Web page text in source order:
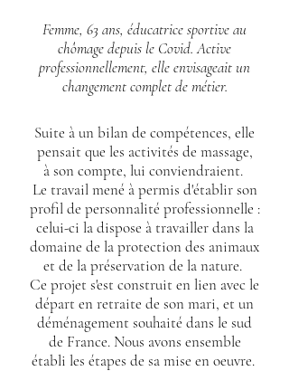
Femme, 63 ans, éducatrice sportive au
chômage depuis le Covid. Active
professionnellement, elle envisageait un
changement complet de métier.
Suite à un bilan de compétences, elle
pensait que les activités de massage,
à son compte, lui conviendraient.
Le travail mené àpermis d'établir son
profil de personnalité professionnelle :
celui-ci la dispose à travailler dans la
domaine de la protection des animaux
et de la préservation de la nature.
Ce projet s'est construit en lien avec le
départ en retraite de son mari, et un
déménagement souhaité dans le sud
de France. Nous avons ensemble
établi les étapes de sa mise en oeuvre.